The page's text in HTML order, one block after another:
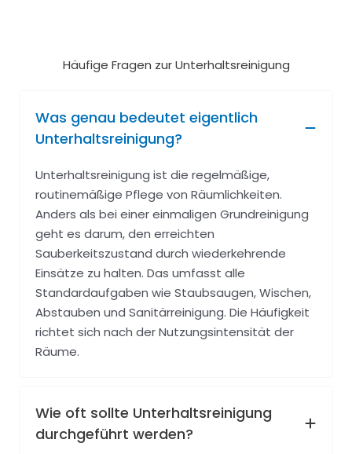
Häufige Fragen zur Unterhaltsreinigung
Was genau bedeutet eigentlich
Unterhaltsreinigung?
Unterhaltsreinigung ist die regelmäßige,
routinemäßige Pflege von Räumlichkeiten.
Anders als bei einer einmaligen Grundreinigung
geht es darum, den erreichten
Sauberkeitszustand durch wiederkehrende
Einsätze zu halten. Das umfasst alle
Standardaufgaben wie Staubsaugen, Wischen,
Abstauben und Sanitärreinigung. Die Häufigkeit
richtet sich nach der Nutzungsintensität der
Räume.
Wie oft sollte Unterhaltsreinigung
durchgeführt werden?